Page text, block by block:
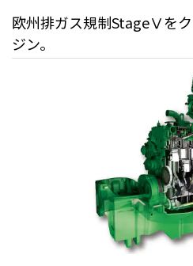
欧州排ガス規制StageⅤを
ジン。